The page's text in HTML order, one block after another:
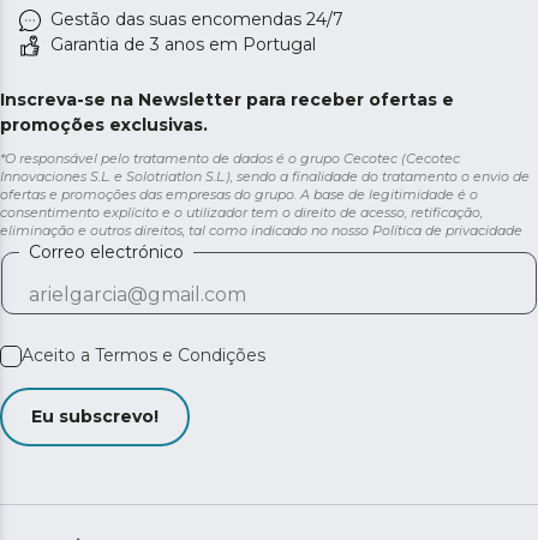
Gestão das suas encomendas 24/7
Garantia de 3 anos em Portugal
Inscreva-se na Newsletter para receber ofertas e
promoções exclusivas.
*O responsável pelo tratamento de dados é o grupo Cecotec (Cecotec
Innovaciones S.L. e Solotriatlon S.L.), sendo a finalidade do tratamento o envio de
ofertas e promoções das empresas do grupo. A base de legitimidade é o
consentimento explícito e o utilizador tem o direito de acesso, retificação,
eliminação e outros direitos, tal como indicado no nosso Política de privacidade
Correo electrónico
Aceito a Termos e Condições
Eu subscrevo!